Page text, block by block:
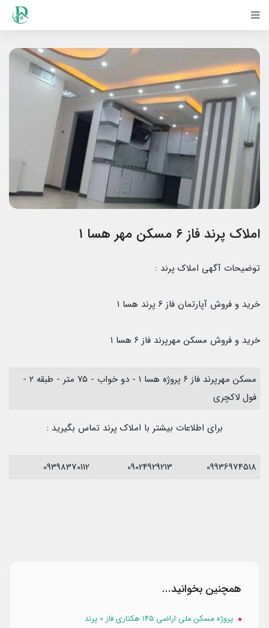
املاک پرند فاز ۶ مسکن مهر هسا ۱
توضیحات آگهی املاک پرند :
خرید و فروش آپارتمان فاز ۶ پرند هسا ۱
خرید و فروش مسکن مهرپرند فاز ۶ هسا ۱
مسکن مهرپرند فاز ۶ پروژه هسا ۱ - دو خواب - ۷۵ متر - طبقه ۲ -
فول لاکچری
برای اطلاعات بیشتر با املاک پرند تماس بگیرید :
09936974518
09024929213
09398370112
همچنین بخوانید...
پروژه مسکن ملی اراضی ۱۴۵ هکتاری فاز 0 پرند